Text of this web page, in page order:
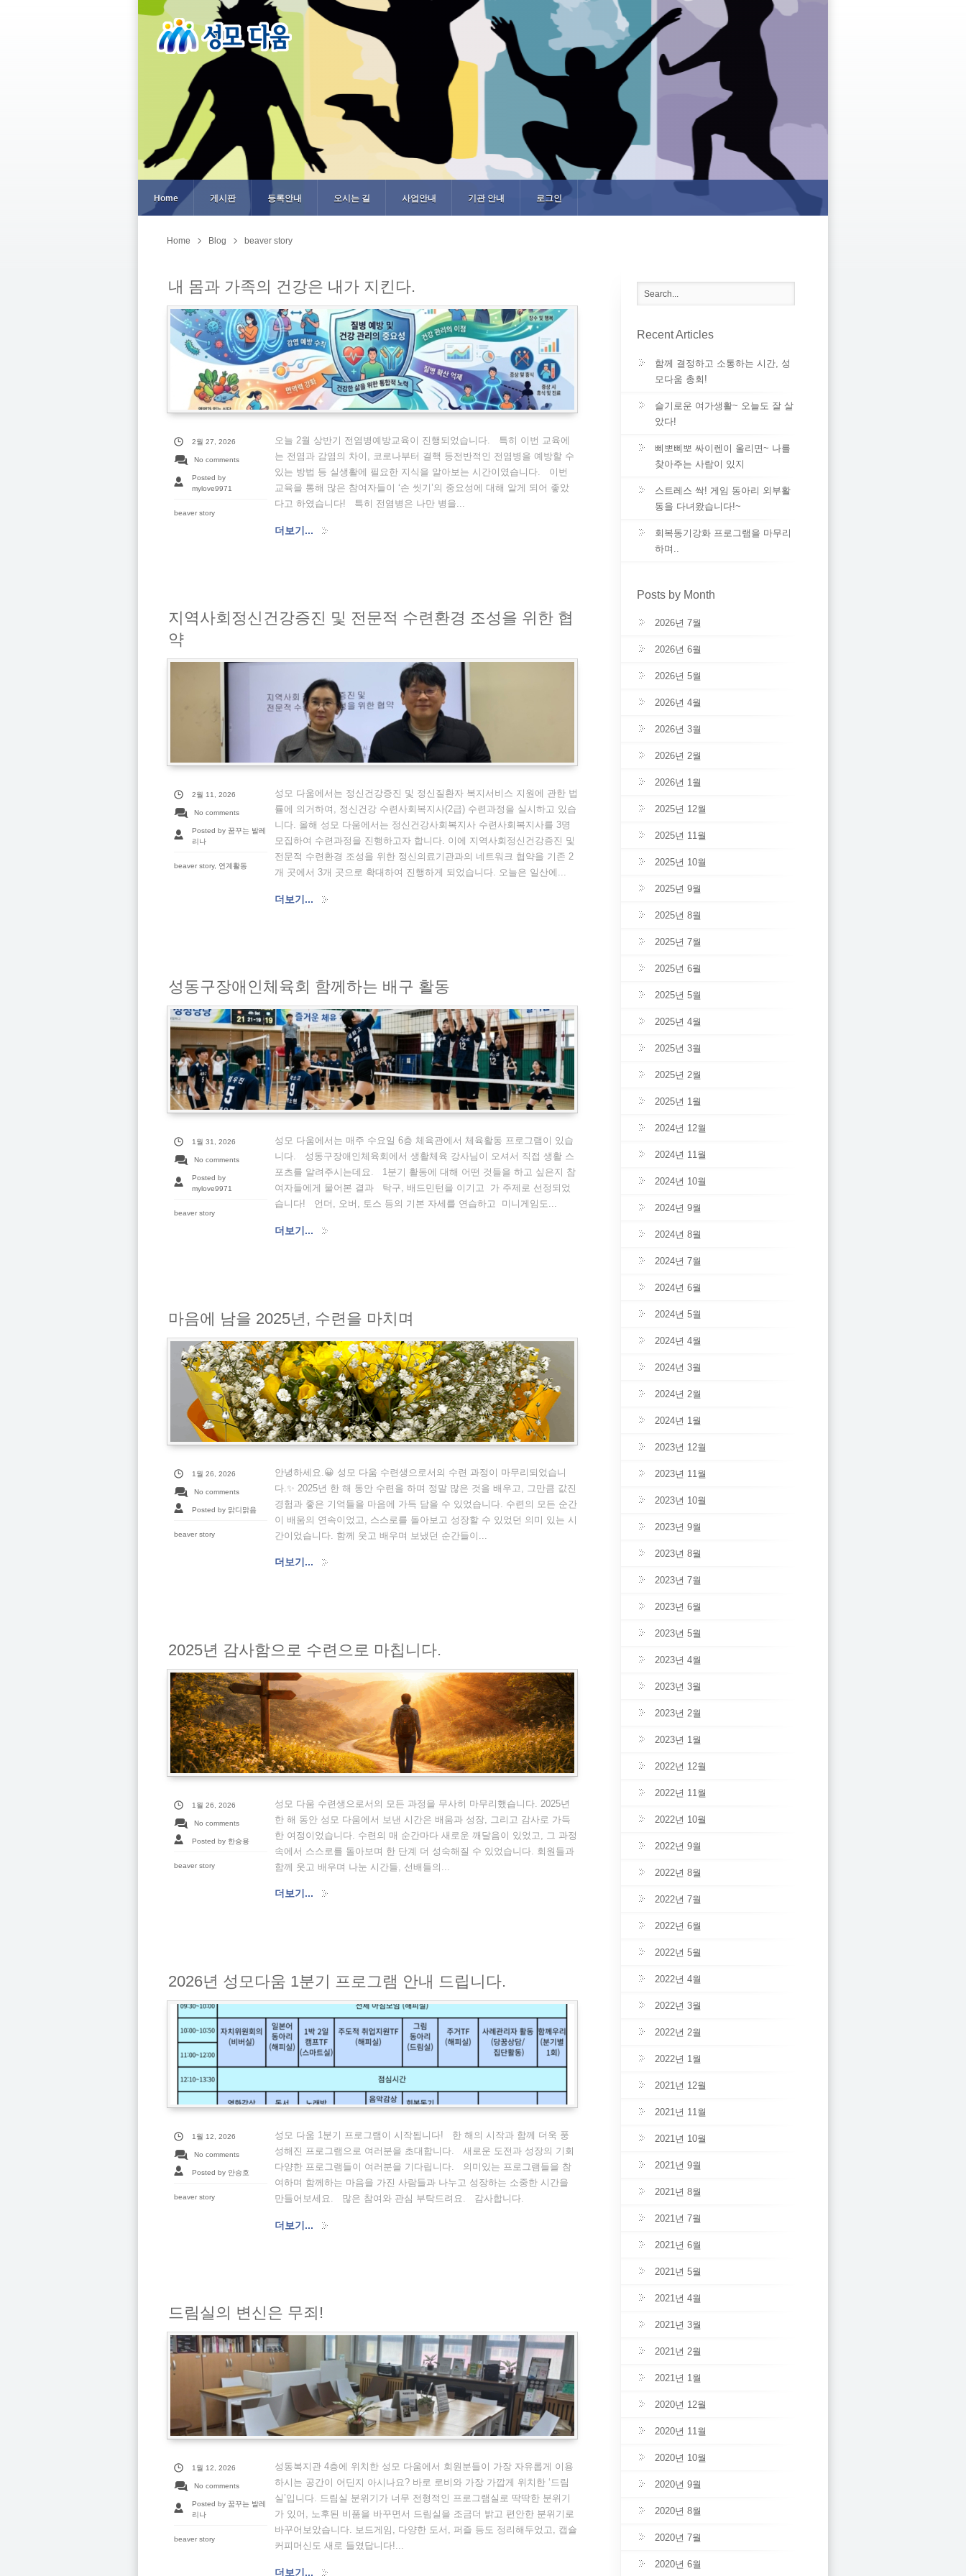
Home 게시판 등록안내 오시는 길 사업안내 기관 안내 로그인
Home Blog beaver story
내 몸과 가족의 건강은 내가 지킨다.
2월 27, 2026
No comments
Posted by
mylove9971
beaver story
오늘 2월 상반기 전염병예방교육이 진행되었습니다. 특히 이번 교육에
는 전염과 감염의 차이, 코로나부터 결핵 등전반적인 전염병을 예방할 수
있는 방법 등 실생활에 필요한 지식을 알아보는 시간이였습니다. 이번
교육을 통해 많은 참여자들이 ‘손 씻기’의 중요성에 대해 알게 되어 좋았
다고 하였습니다! 특히 전염병은 나만 병을...
더보기...
지역사회정신건강증진 및 전문적 수련환경 조성을 위한 협
약
2월 11, 2026
No comments
Posted by 꿈꾸는 발레
리나
beaver story, 연계활동
성모 다움에서는 정신건강증진 및 정신질환자 복지서비스 지원에 관한 법
률에 의거하여, 정신건강 수련사회복지사(2급) 수련과정을 실시하고 있습
니다. 올해 성모 다움에서는 정신건강사회복지사 수련사회복지사를 3명
모집하여 수련과정을 진행하고자 합니다. 이에 지역사회정신건강증진 및
전문적 수련환경 조성을 위한 정신의료기관과의 네트워크 협약을 기존 2
개 곳에서 3개 곳으로 확대하여 진행하게 되었습니다. 오늘은 일산에...
더보기...
성동구장애인체육회 함께하는 배구 활동
1월 31, 2026
No comments
Posted by
mylove9971
beaver story
성모 다움에서는 매주 수요일 6층 체육관에서 체육활동 프로그램이 있습
니다. 성동구장애인체육회에서 생활체육 강사님이 오셔서 직접 생활 스
포츠를 알려주시는데요. 1분기 활동에 대해 어떤 것들을 하고 싶은지 참
여자들에게 물어본 결과 탁구, 배드민턴을 이기고 가 주제로 선정되었
습니다! 언더, 오버, 토스 등의 기본 자세를 연습하고 미니게임도...
더보기...
마음에 남을 2025년, 수련을 마치며
1월 26, 2026
No comments
Posted by 맑디맑음
beaver story
안녕하세요.😀 성모 다움 수련생으로서의 수련 과정이 마무리되었습니
다.✨ 2025년 한 해 동안 수련을 하며 정말 많은 것을 배우고, 그만큼 값진
경험과 좋은 기억들을 마음에 가득 담을 수 있었습니다. 수련의 모든 순간
이 배움의 연속이었고, 스스로를 돌아보고 성장할 수 있었던 의미 있는 시
간이었습니다. 함께 웃고 배우며 보냈던 순간들이...
더보기...
2025년 감사함으로 수련으로 마칩니다.
1월 26, 2026
No comments
Posted by 한승용
beaver story
성모 다움 수련생으로서의 모든 과정을 무사히 마무리했습니다. 2025년
한 해 동안 성모 다움에서 보낸 시간은 배움과 성장, 그리고 감사로 가득
한 여정이었습니다. 수련의 매 순간마다 새로운 깨달음이 있었고, 그 과정
속에서 스스로를 돌아보며 한 단계 더 성숙해질 수 있었습니다. 회원들과
함께 웃고 배우며 나눈 시간들, 선배들의...
더보기...
2026년 성모다움 1분기 프로그램 안내 드립니다.
1월 12, 2026
No comments
Posted by 안승호
beaver story
성모 다움 1분기 프로그램이 시작됩니다! 한 해의 시작과 함께 더욱 풍
성해진 프로그램으로 여러분을 초대합니다. 새로운 도전과 성장의 기회
다양한 프로그램들이 여러분을 기다립니다. 의미있는 프로그램들을 참
여하며 함께하는 마음을 가진 사람들과 나누고 성장하는 소중한 시간을
만들어보세요. 많은 참여와 관심 부탁드려요. 감사합니다.
더보기...
드림실의 변신은 무죄!
1월 12, 2026
No comments
Posted by 꿈꾸는 발레
리나
beaver story
성동복지관 4층에 위치한 성모 다움에서 회원분들이 가장 자유롭게 이용
하시는 공간이 어딘지 아시나요? 바로 로비와 가장 가깝게 위치한 ‘드림
실’입니다. 드림실 분위기가 너무 전형적인 프로그램실로 딱딱한 분위기
가 있어, 노후된 비품을 바꾸면서 드림실을 조금더 밝고 편안한 분위기로
바꾸어보았습니다. 보드게임, 다양한 도서, 퍼즐 등도 정리해두었고, 캡슐
커피머신도 새로 들였답니다!...
더보기...
Recent Articles
함께 결정하고 소통하는 시간, 성
모다움 총회!
슬기로운 여가생활~ 오늘도 잘 살
았다!
삐뽀삐뽀 싸이렌이 울리면~ 나를
찾아주는 사람이 있지
스트레스 싹! 게임 동아리 외부활
동을 다녀왔습니다!~
회복동기강화 프로그램을 마무리
하며..
Posts by Month
2026년 7월
2026년 6월
2026년 5월
2026년 4월
2026년 3월
2026년 2월
2026년 1월
2025년 12월
2025년 11월
2025년 10월
2025년 9월
2025년 8월
2025년 7월
2025년 6월
2025년 5월
2025년 4월
2025년 3월
2025년 2월
2025년 1월
2024년 12월
2024년 11월
2024년 10월
2024년 9월
2024년 8월
2024년 7월
2024년 6월
2024년 5월
2024년 4월
2024년 3월
2024년 2월
2024년 1월
2023년 12월
2023년 11월
2023년 10월
2023년 9월
2023년 8월
2023년 7월
2023년 6월
2023년 5월
2023년 4월
2023년 3월
2023년 2월
2023년 1월
2022년 12월
2022년 11월
2022년 10월
2022년 9월
2022년 8월
2022년 7월
2022년 6월
2022년 5월
2022년 4월
2022년 3월
2022년 2월
2022년 1월
2021년 12월
2021년 11월
2021년 10월
2021년 9월
2021년 8월
2021년 7월
2021년 6월
2021년 5월
2021년 4월
2021년 3월
2021년 2월
2021년 1월
2020년 12월
2020년 11월
2020년 10월
2020년 9월
2020년 8월
2020년 7월
2020년 6월